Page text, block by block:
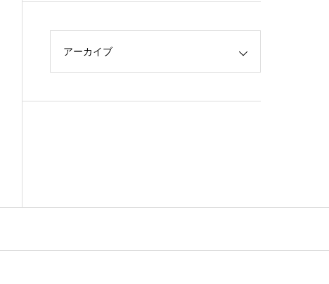
アーカイブ